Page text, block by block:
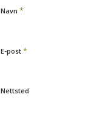
Navn *
E-post *
Nettsted